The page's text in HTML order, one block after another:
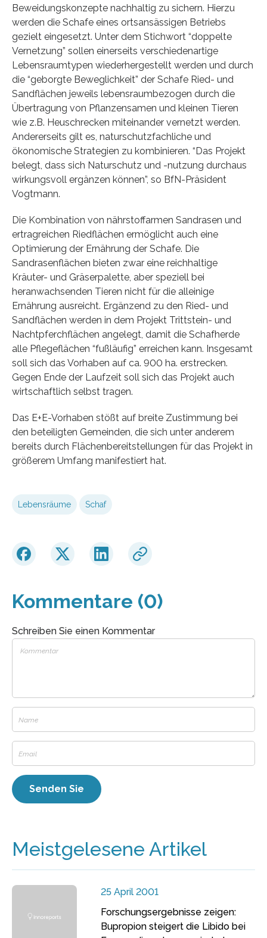
Beweidungskonzepte nachhaltig zu sichern. Hierzu
werden die Schafe eines ortsansässigen Betriebs
gezielt eingesetzt. Unter dem Stichwort “doppelte
Vernetzung” sollen einerseits verschiedenartige
Lebensraumtypen wiederhergestellt werden und durch
die “geborgte Beweglichkeit” der Schafe Ried- und
Sandflächen jeweils lebensraumbezogen durch die
Übertragung von Pflanzensamen und kleinen Tieren
wie z.B. Heuschrecken miteinander vernetzt werden.
Andererseits gilt es, naturschutzfachliche und
ökonomische Strategien zu kombinieren. “Das Projekt
belegt, dass sich Naturschutz und -nutzung durchaus
wirkungsvoll ergänzen können”, so BfN-Präsident
Vogtmann.
Die Kombination von nährstoffarmen Sandrasen und
ertragreichen Riedflächen ermöglicht auch eine
Optimierung der Ernährung der Schafe. Die
Sandrasenflächen bieten zwar eine reichhaltige
Kräuter- und Gräserpalette, aber speziell bei
heranwachsenden Tieren nicht für die alleinige
Ernährung ausreicht. Ergänzend zu den Ried- und
Sandflächen werden in dem Projekt Trittstein- und
Nachtpferchflächen angelegt, damit die Schafherde
alle Pflegeflächen “fußläufig” erreichen kann. Insgesamt
soll sich das Vorhaben auf ca. 900 ha. erstrecken.
Gegen Ende der Laufzeit soll sich das Projekt auch
wirtschaftlich selbst tragen.
Das E+E-Vorhaben stößt auf breite Zustimmung bei
den beteiligten Gemeinden, die sich unter anderem
bereits durch Flächenbereitstellungen für das Projekt in
größerem Umfang manifestiert hat.
Lebensräume Schaf
Kommentare (0)
Schreiben Sie einen Kommentar
Meistgelesene Artikel
25 April 2001
Forschungsergebnisse zeigen:
Bupropion steigert die Libido bei